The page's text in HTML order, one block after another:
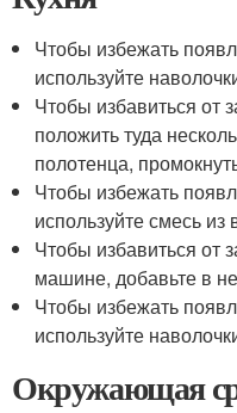
Чтобы избежать
используйте
Чтобы избавиться от
положить туда
полотенца,
Чтобы избежать
используйте смесь
Чтобы избавиться от
машине, добавьте в
Чтобы избежать
используйте
Окружающая